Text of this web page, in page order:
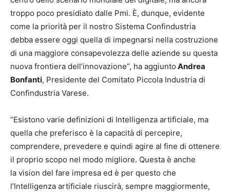
troppo poco presidiato dalle Pmi. È, dunque, evidente
come la priorità per il nostro Sistema Confindustria
debba essere oggi quella di impegnarsi nella costruzione
di una maggiore consapevolezza delle aziende su questa
nuova frontiera dell’innovazione”, ha aggiunto Andrea
Bonfanti, Presidente del Comitato Piccola Industria di
Confindustria Varese.
“Esistono varie definizioni di Intelligenza artificiale, ma
quella che preferisco è la capacità di percepire,
comprendere, prevedere e quindi agire al fine di ottenere
il proprio scopo nel modo migliore. Questa è anche
la vision del fare impresa ed è per questo che
l’Intelligenza artificiale riuscirà, sempre maggiormente,